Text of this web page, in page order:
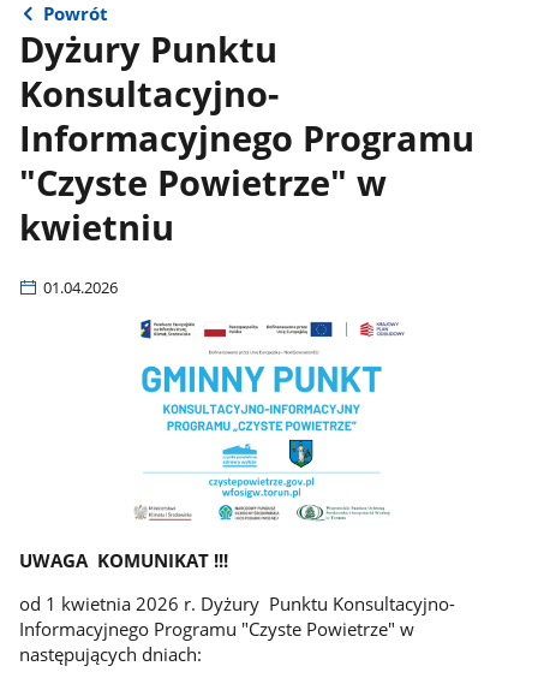
Powrót
Dyżury Punktu
Konsultacyjno-
Informacyjnego Programu
"Czyste Powietrze" w
kwietniu
01.04.2026
UWAGA KOMUNIKAT !!!
od 1 kwietnia 2026 r. Dyżury Punktu Konsultacyjno-
Informacyjnego Programu "Czyste Powietrze" w
następujących dniach: